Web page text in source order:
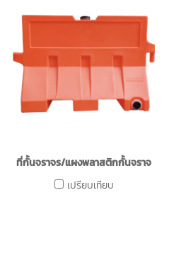
ที่กั้นจราจร/แผงพลาสติกกั้นจราจร/แ
เปรียบเทียบ